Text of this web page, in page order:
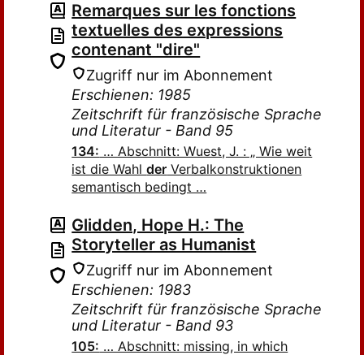
Remarques sur les fonctions
textuelles des expressions
contenant "dire"
Zugriff nur im Abonnement
Erschienen: 1985
Zeitschrift für französische Sprache
und Literatur - Band 95
134: … Abschnitt: Wuest, J. : „ Wie weit
ist die Wahlder Verbalkonstruktionen
semantisch bedingt …
Glidden, Hope H.: The
Storyteller as Humanist
Zugriff nur im Abonnement
Erschienen: 1983
Zeitschrift für französische Sprache
und Literatur - Band 93
105: … Abschnitt: missing, in which